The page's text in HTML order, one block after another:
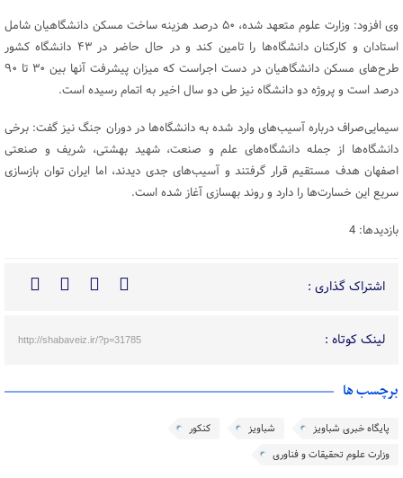
وی افزود: وزارت علوم متعهد شده، ۵۰ درصد هزینه ساخت مسکن دانشگاهیان شامل
استادان و کارکنان دانشگاه‌ها را تامین کند و در حال حاضر در ۴۳ دانشگاه کشور
طرح‌های مسکن دانشگاهیان در دست اجراست که میزان پیشرفت آنها بین ۳۰ تا ۹۰
درصد است و پروژه دو دانشگاه نیز طی دو سال اخیر به اتمام رسیده است.
سیمایی‌صراف درباره آسیب‌های وارد شده به دانشگاه‌ها در دوران جنگ نیز گفت: برخی
دانشگاه‌ها از جمله دانشگاه‌های علم و صنعت، شهید بهشتی، شریف و صنعتی
اصفهان هدف مستقیم قرار گرفتند و آسیب‌های جدی دیدند، اما ایران توان بازسازی
سریع این خسارت‌ها را دارد و روند بهسازی آغاز شده است.
بازدیدها: 4
اشتراک گذاری :
لینک کوتاه : http://shabaveiz.ir/?p=31785
برچسب ها
پایگاه خبری شباویز شباویز
کنکور
وزارت علوم تحقیقات و فناوری